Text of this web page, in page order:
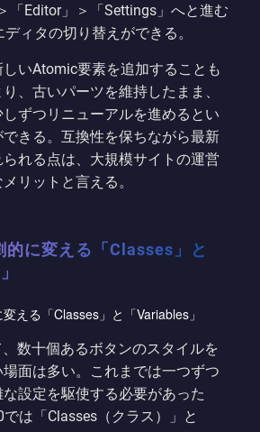
「Editor」＞「Settings」へと進む
ィタの切り替えができる。
いAtomic要素を追加することも
、古いパーツを維持したまま、
ずつリニューアルを進めるとい
きる。互換性を保ちながら最新
れる点は、大規模サイトの運営
リットと言える。
的に変える「Classes」と
数十個あるボタンのスタイルを
面は多い。これまでは一つずつ
設定を駆使する必要があった
は「Classes（クラス）」と